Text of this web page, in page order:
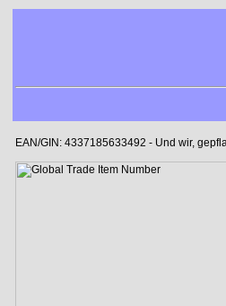
EAN/GIN: 4337185633492 - Und wir,